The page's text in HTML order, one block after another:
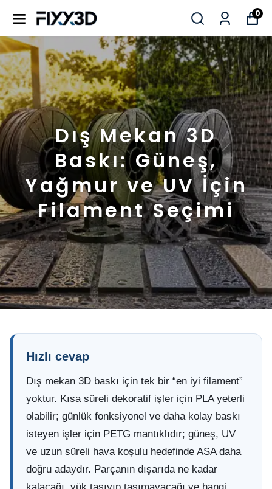
0
Dış Mekan 3D
Baskı: Güneş,
Yağmur ve UV İçin
Filament Seçimi
Hızlı cevap
Dış mekan 3D baskı için tek bir “en iyi filament”
yoktur. Kısa süreli dekoratif işler için PLA yeterli
olabilir; günlük fonksiyonel ve daha kolay baskı
isteyen işler için PETG mantıklıdır; güneş, UV
ve uzun süreli hava koşulu hedefinde ASA daha
doğru adaydır. Parçanın dışarıda ne kadar